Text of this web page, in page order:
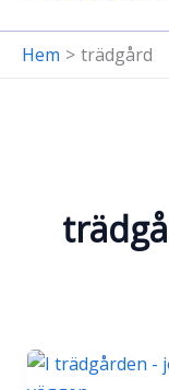
Hem
trädgård